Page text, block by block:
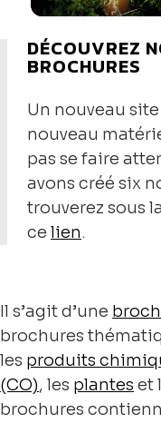
DÉCOUVREZ
BROCHURES
Un nouveau
nouveau
pas se faire
avons créé six
trouverez sous
ce lien.
Il s’agit d’une
brochures
les produits
(CO), les plantes et
brochures